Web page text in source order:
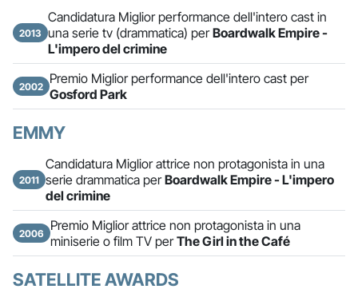
2013
Candidatura Miglior performance dell'intero cast in
una serie tv (drammatica) perBoardwalk Empire -
L'impero del crimine
2002
Premio Miglior performance dell'intero cast per
Gosford Park
EMMY
2011
Candidatura Miglior attrice non protagonista in una
serie drammatica perBoardwalk Empire - L'impero
del crimine
2006
Premio Miglior attrice non protagonista in una
miniserie o film TV perThe Girl in the Café
SATELLITE AWARDS